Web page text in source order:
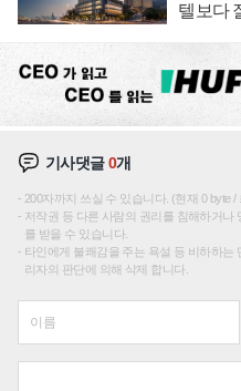
텔보다
기사댓글0개
200자까지 쓰실 수 있습니다. (현재 0 byte /
저작권 등 다른 사람의 권리를 침해하거나
를 받을 수 있습니다.
타인에게 불쾌감을 주는 욕설 등 비하하
리자의 판단에 의해 삭제 합니다.